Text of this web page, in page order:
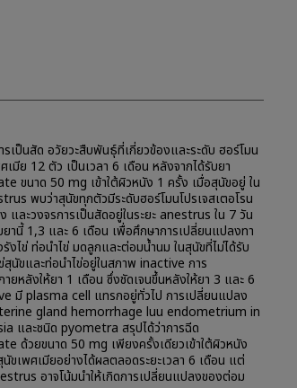
เป็นสัด อวัยวะสืบพันธุ์ที่เกี่ยวข้องและระดับ ฮอร์โมน
มีย 12 ตัว เป็นเวลา 6 เดือน หลังจากได้รับยา
ขนาด 50 mg เข้าใต้ผิวหนัง 1 ครั้ง เมื่อสุนัขอยู่ ใน
พบว่าสุนัขทุกตัวมีระดับฮอร์โมนโปรเจสเตอโรน
ละวงจรการเป็นสัดอยู่ในระยะ anestrus ใน 7 วัน
านี้ 1,3 และ 6 เดือน เพื่อศึกษาการเปลี่ยนแปลงทา
งไข่ ท่อนำไข่ มดลูกและต่อมน้ำนม ในสุนัขที่ไม่ได้รับ
นัขและท่อนำไข่อยู่ในสภาพ inactive การ
ยหลังให้ยา 1 เดือน ซึ่งชัดเจนขึ้นหลังให้ยา 3 และ 6
มี plasma cell แทรกอยู่ทั่วไป การเปลี่ยนแปลง
gland hemorrhage luu endometrium in
และชนิด pyometra สรุปได้ว่าการฉีด
ด้วยขนาด 50 mg เพียงครั้งเดียวเข้าใต้ผิวหนัง
ขเพศเมียอย่างได้ผลตลอดระยะเวลา 6 เดือน แต่
อาจโน้มนำให้เกิดการเปลี่ยนแปลงของต่อม